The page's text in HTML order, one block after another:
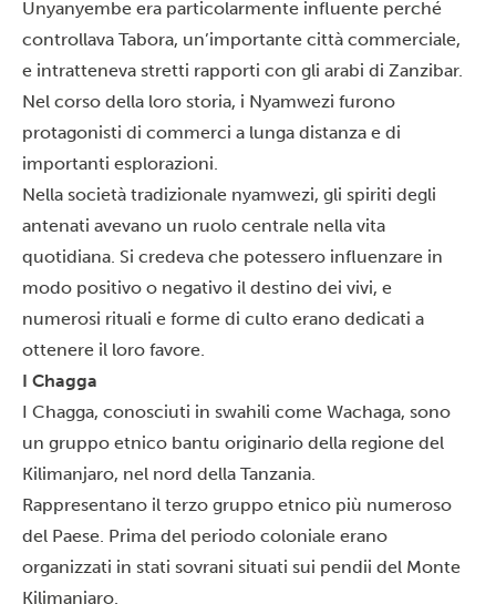
Unyanyembe era particolarmente influente perché
controllava Tabora, un’importante città commerciale,
e intratteneva stretti rapporti con gli arabi di Zanzibar.
Nel corso della loro storia, i Nyamwezi furono
protagonisti di commerci a lunga distanza e di
importanti esplorazioni.
Nella società tradizionale nyamwezi, gli spiriti degli
antenati avevano un ruolo centrale nella vita
quotidiana. Si credeva che potessero influenzare in
modo positivo o negativo il destino dei vivi, e
numerosi rituali e forme di culto erano dedicati a
ottenere il loro favore.
I Chagga
I Chagga, conosciuti in swahili come Wachaga, sono
un gruppo etnico bantu originario della regione del
Kilimanjaro, nel nord della Tanzania.
Rappresentano il terzo gruppo etnico più numeroso
del Paese. Prima del periodo coloniale erano
organizzati in stati sovrani situati sui pendii del Monte
Kilimanjaro.